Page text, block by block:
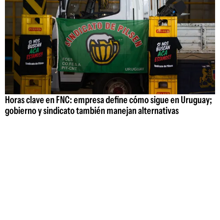
Horas clave en FNC: empresa define cómo sigue en Uruguay;
gobierno y sindicato también manejan alternativas